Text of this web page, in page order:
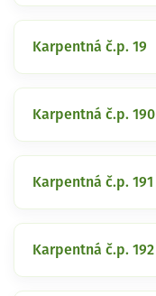
Karpentná č.p. 19
Karpentná č.p. 190
Karpentná č.p. 191
Karpentná č.p. 192